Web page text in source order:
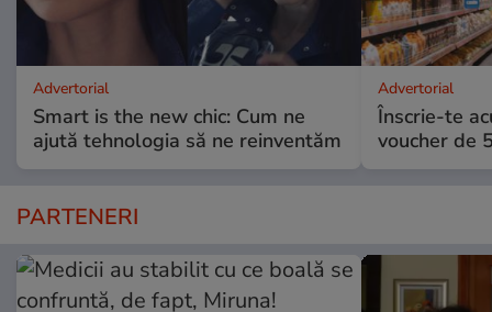
Advertorial
Smart is the new chic: Cum ne
ajută tehnologia să ne reinventăm
Advertorial
Înscrie-te
voucher de
PARTENERI